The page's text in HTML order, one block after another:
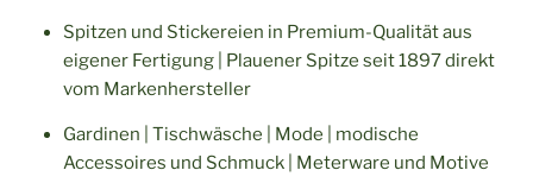
Spitzen und Stickereien in Premium-Qualität aus
eigener Fertigung | Plauener Spitze seit 1897 direkt
vom Markenhersteller
Gardinen | Tischwäsche | Mode | modische
Accessoires und Schmuck | Meterware und Motive